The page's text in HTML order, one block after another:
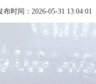
布时间：2026-05-31